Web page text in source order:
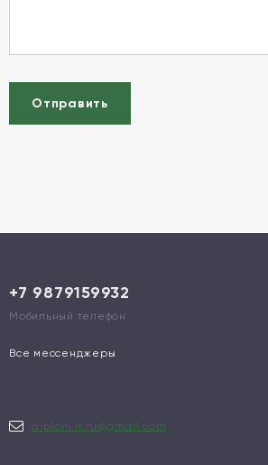
Отправить
+7 9879159932
Мобильный телефон
Все мессенджеры
diplom.it.ru@gmail.com